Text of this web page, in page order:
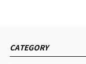
すべての記事
CATEGORY